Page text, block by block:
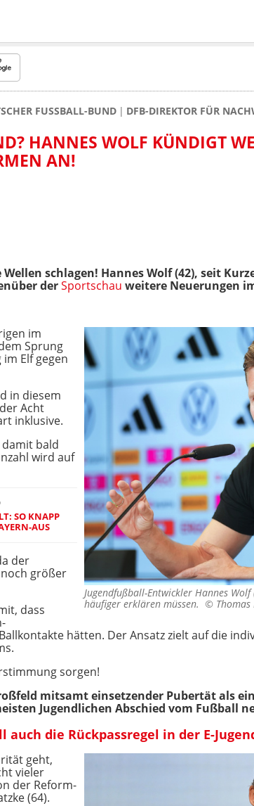
FUSSBALL-BUND DFB-DIREKTOR FÜR
HANNES WOLF KÜNDIGT
AN!
schlagen! Hannes Wolf (42), seit
derSportschau weitere Neuerungen
Jugendfußball-Entwickler Hannes
häufiger erklären müssen. ©
im
Sprung
Elf gegen
in diesem
Acht
inklusive.
damit bald
wird auf
SO KNAPP
AUS
der
größer
dass
hätten. Der Ansatz zielt auf die
sorgen!
mitsamt einsetzender Pubertät als
Jugendlichen Abschied vom Fußball
die Rückpassregel in der E-
geht,
vieler
der Reform-
(64).